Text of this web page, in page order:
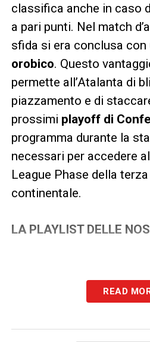
classifica anche in caso
a pari punti. Nel match
sfida si era conclusa con
orobico. Questo
permette all’Atalanta di
piazzamento e di
prossimi playoff di
programma durante la
necessari per accedere
League Phase della
continentale.
LA PLAYLIST DELLE
READ